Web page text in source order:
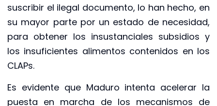
suscribir el ilegal documento, lo han hecho, en
su mayor parte por un estado de necesidad,
para obtener los insustanciales subsidios y
los insuficientes alimentos contenidos en los
CLAPs.
Es evidente que Maduro intenta acelerar la
puesta en marcha de los mecanismos de